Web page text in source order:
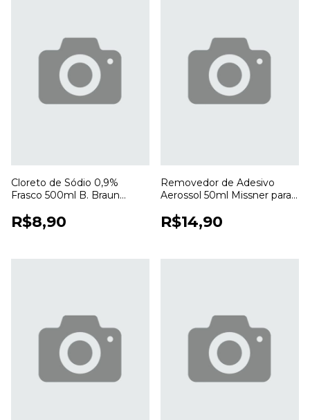
Cloreto de Sódio 0,9%
Frasco 500ml B. Braun
Estéril para Uso Profissional
R$8,90
Removedor de Adesivo
Aerossol 50ml Missner para
Resíduos
R$14,90